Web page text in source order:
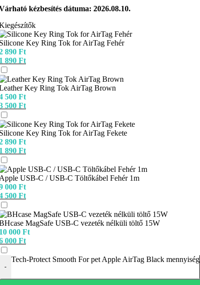
kézbesítés dátuma: 2026.08.10.
Key Ring Tok for AirTag Fehér
890 Ft
890 Ft
Key Ring Tok AirTag Brown
500 Ft
500 Ft
Key Ring Tok for AirTag Fekete
890 Ft
890 Ft
USB-C / USB-C Töltőkábel Fehér 1m
000 Ft
500 Ft
MagSafe USB-C vezeték nélküli töltő 15W
000 Ft
000 Ft
-
Tech-Protect Smooth For pet Apple AirTag Black mennyiség